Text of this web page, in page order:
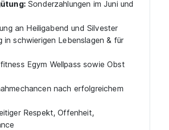
Sonderzahlungen im Juni und
an Heiligabend und Silvester
in schwierigen Lebenslagen & für
Egym Wellpass sowie Obst
nach erfolgreichem
Respekt, Offenheit,